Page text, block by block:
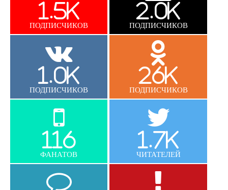
1.5K
ПОДПИСЧИКОВ
2.0K
ПОДПИСЧИКОВ
1.0K
ПОДПИСЧИКОВ
26K
ПОДПИСЧИКОВ
116
ФАНАТОВ
1.7K
ЧИТАТЕЛЕЙ